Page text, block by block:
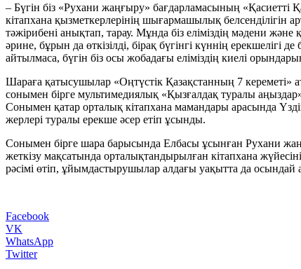
– Бүгін біз «Рухани жаңғыру» бағдарламасының
кітапхана қызметкерлерінің шығармашылық белсенділігін
тәжірибені анықтап, тарау. Мұнда біз еліміздің мәдени
әрине, бұрын да өткізілді, бірақ бүгінгі күннің
айтылмаса, бүгін біз осы жобадағы еліміздің киелі
Шараға қатысушылар «Оңтүстік Қазақстанның 7 кереметі»
сонымен бірге мультимедиялық «Қызғалдақ туралы
Сонымен қатар орталық кітапхана мамандары арасында
жерлері туралы ерекше әсер етіп ұсынды.
Сонымен бірге шара барысында Елбасы ұсынған Рухани
жеткізу мақсатында орталықтандырылған кітапхана
рәсімі өтіп, ұйымдастырушылар алдағы уақытта да осындай
Facebook
VK
WhatsApp
Twitter